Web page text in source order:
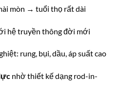
mòn → tuổi thọ rất dài
hệ truyền thông đời mới
rung, bụi, dầu, áp suất cao
nhờ thiết kế dạng rod-in-